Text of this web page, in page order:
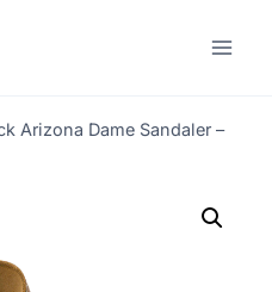
Arizona Dame Sandaler –